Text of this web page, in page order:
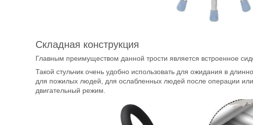
Складная конструкция
Главным преимуществом данной трости является встроенное
Такой стульчик очень удобно использовать для ожидания в
для пожилых людей, для ослабленных людей после операции
двигательный режим.